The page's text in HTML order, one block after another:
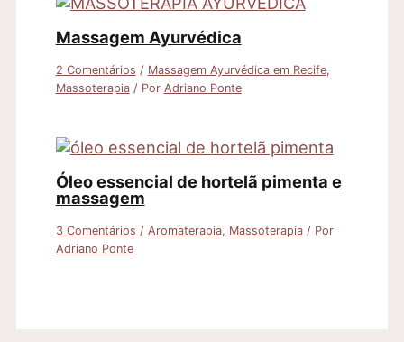
Massagem Ayurvédica
2 Comentários / Massagem Ayurvédica em Recife,
Massoterapia/ Por Adriano Ponte
Óleo essencial de hortelã pimenta e
massagem
3 Comentários / Aromaterapia, Massoterapia/ Por
Adriano Ponte